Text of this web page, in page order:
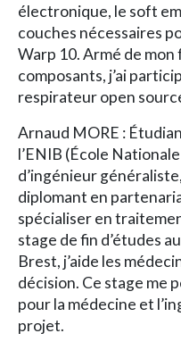
électronique, le soft
couches nécessaires
Warp 10. Armé de mon
composants, j’ai
respirateur open
Arnaud MORE :
l’ENIB (École
d’ingénieur
diplomant en
spécialiser en
stage de fin d’études
Brest, j’aide les
décision. Ce stage me
pour la médecine et
projet.